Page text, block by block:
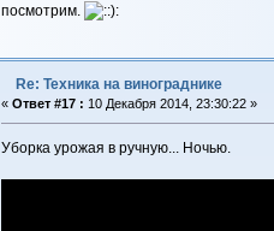
посмотрим.
Re: Техника на винограднике
« Ответ #17 : 10 Декабря 2014, 23:30:22 »
Уборка урожая в ручную... Ночью.